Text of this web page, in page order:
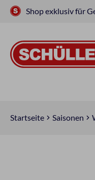
Shop exklusiv für
Startseite Saisonen